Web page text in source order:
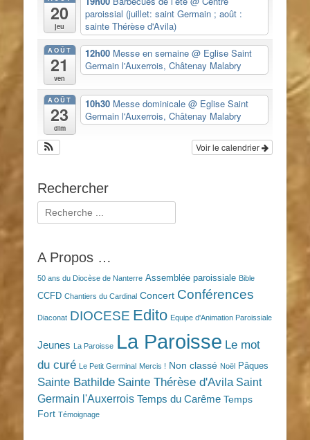
20
jeu
paroissial (juillet: saint Germain ; août :
sainte Thérèse d'Avila)
AOÛT
21
ven
12h00 Messe en semaine @ Eglise Saint
Germain l'Auxerrois, Châtenay Malabry
AOÛT
23
dim
10h30 Messe dominicale @ Eglise Saint
Germain l'Auxerrois, Châtenay Malabry
Voir le calendrier
Rechercher
Rechercher :
A Propos …
50 ans du Diocèse de Nanterre Assemblée paroissiale Bible
CCFD Chantiers du Cardinal Concert Conférences
Diaconat DIOCESE Edito Equipe d'Animation Paroissiale
Jeunes La Paroisse La Paroisse Le mot
du curé Le Petit Germinal Mercis ! Non classé Noël Pâques
Sainte Bathilde Sainte Thérèse d'Avila Saint
Germain l'Auxerrois Temps du Carême Temps
Fort Témoignage